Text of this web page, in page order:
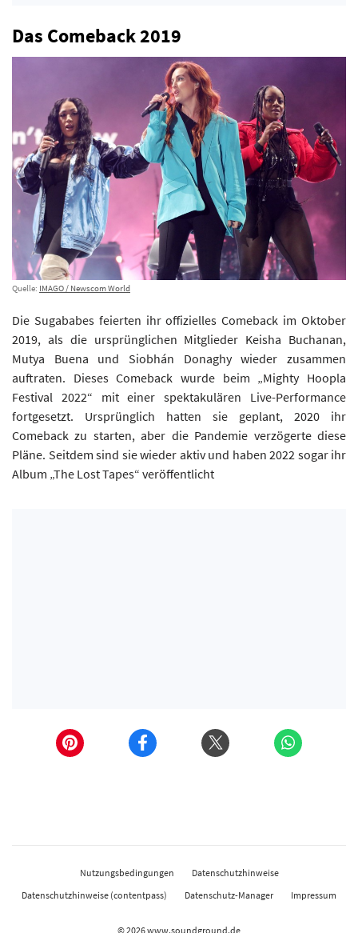
Das Comeback 2019
Quelle: IMAGO / Newscom World
Die Sugababes feierten ihr offizielles Comeback im Oktober
2019, als die ursprünglichen Mitglieder Keisha Buchanan,
Mutya Buena und Siobhán Donaghy wieder zusammen
auftraten. Dieses Comeback wurde beim „Mighty Hoopla
Festival 2022“ mit einer spektakulären Live-Performance
fortgesetzt. Ursprünglich hatten sie geplant, 2020 ihr
Comeback zu starten, aber die Pandemie verzögerte diese
Pläne. Seitdem sind sie wieder aktiv und haben 2022 sogar ihr
Album „The Lost Tapes“ veröffentlicht
Nutzungsbedingungen
Datenschutzhinweise
Datenschutzhinweise (contentpass)
Datenschutz-Manager Impressum
© 2026www.soundground.de